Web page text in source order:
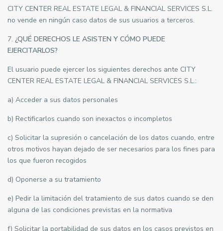
CITY CENTER REAL ESTATE LEGAL & FINANCIAL SERVICES S.L.
no vende en ningún caso datos de sus usuarios a terceros.
7. ¿QUÉ DERECHOS LE ASISTEN Y CÓMO PUEDE
EJERCITARLOS?
El usuario puede ejercer los siguientes derechos ante CITY
CENTER REAL ESTATE LEGAL & FINANCIAL SERVICES S.L.:
a) Acceder a sus datos personales
b) Rectificarlos cuando son inexactos o incompletos
c) Solicitar la supresión o cancelación de los datos cuando, entre
otros motivos hayan dejado de ser necesarios para los fines para
los que fueron recogidos
d) Oponerse a su tratamiento
e) Pedir la limitación del tratamiento de sus datos cuando se den
alguna de las condiciones previstas en la normativa
f) Solicitar la portabilidad de sus datos en los casos previstos en